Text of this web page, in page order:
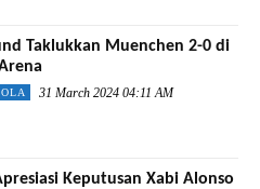
Taklukkan Muenchen 2-0 di
31 March 2024 04:11 AM
Keputusan Xabi Alonso